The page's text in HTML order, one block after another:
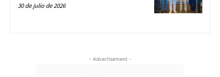
30 de julio de 2026
- Advertisement -